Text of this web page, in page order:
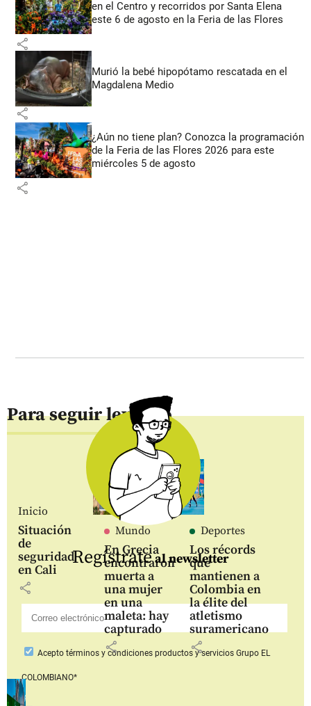
en el Centro y recorridos por Santa Elena
este 6 de agosto en la Feria de las Flores
share
Murió la bebé hipopótamo rescatada en el
Magdalena Medio
share
¿Aún no tiene plan? Conozca la programación
de la Feria de las Flores 2026 para este
miércoles 5 de agosto
share
Para seguir leyendo
Inicio
Situación
de
seguridad
en Cali
share
Mundo
En Grecia
encontraron
muerta a
una mujer
en una
maleta: hay
capturado
share
Deportes
Los récords
que
mantienen a
Colombia en
la élite del
atletismo
suramericano
share
Regístrateal newsletter
Aceptotérminos y condiciones productos y serviciosGrupo EL
COLOMBIANO*